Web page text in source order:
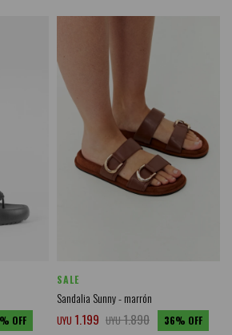
SALE
Sandalia Sunny - marrón
UYU 1.199 UYU1.890 36